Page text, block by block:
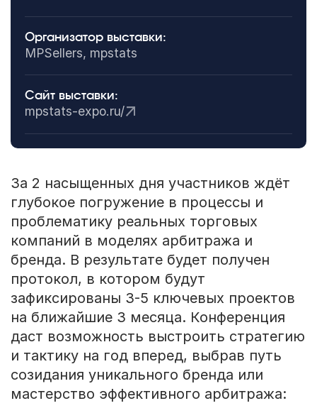
Организатор выставки:
MPSellers, mpstats
Сайт выставки:
mpstats-expo.ru/
За 2 насыщенных дня участников ждёт
глубокое погружение в процессы и
проблематику реальных торговых
компаний в моделях арбитража и
бренда. В результате будет получен
протокол, в котором будут
зафиксированы 3-5 ключевых проектов
на ближайшие 3 месяца. Конференция
даст возможность выстроить стратегию
и тактику на год вперед, выбрав путь
созидания уникального бренда или
мастерство эффективного арбитража: